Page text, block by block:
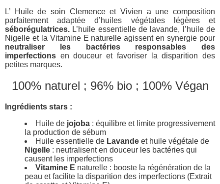
L’ Huile de soin Clemence et Vivien a une composition
parfaitement adaptée d’huiles végétales légères et
séborégulatrices. L’huile essentielle de lavande, l’huile de
Nigelle et la Vitamine E naturelle agissent en synergie pour
neutraliser les bactéries responsables des
imperfections en douceur et favoriser la disparition des
petites marques.
100% naturel ; 96% bio ; 100% Végan
Ingrédients stars :
Huile de jojoba : équilibre et limite progressivement
la production de sébum
Huile essentielle de Lavande et huile végétale de
Nigelle : neutralisent en douceur les bactéries qui
causent les imperfections
Vitamine E naturelle : booste la régénération de la
peau et facilite la disparition des imperfections (Extrait